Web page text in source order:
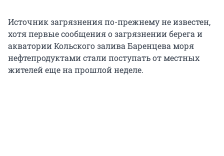
Источник загрязнения по-прежнему не известен,
хотя первые сообщения о загрязнении берега и
акватории Кольского залива Баренцева моря
нефтепродуктами стали поступать от местных
жителей еще на прошлой неделе.